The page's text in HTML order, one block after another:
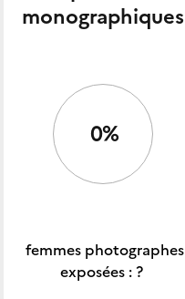
monographiques
0%
femmes photographes
exposées : ?